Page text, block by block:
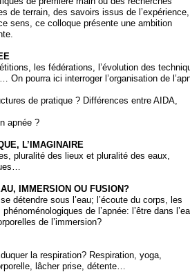
de terrain, des savoirs issus de l’expérience,
sens, ce colloque présente une ambition
les fédérations, l’évolution des
On pourra ici interroger l’organisation de
de pratique ? Différences entre AIDA,
apnée ?
L’IMAGINAIRE
pluralité des lieux et pluralité des eaux,
IMMERSION OU FUSION?
détendre sous l’eau; l’écoute du corps, les
de l’apnée: l’être dans
de l’immersion?
la respiration? Respiration, yoga,
lâcher prise, détente…